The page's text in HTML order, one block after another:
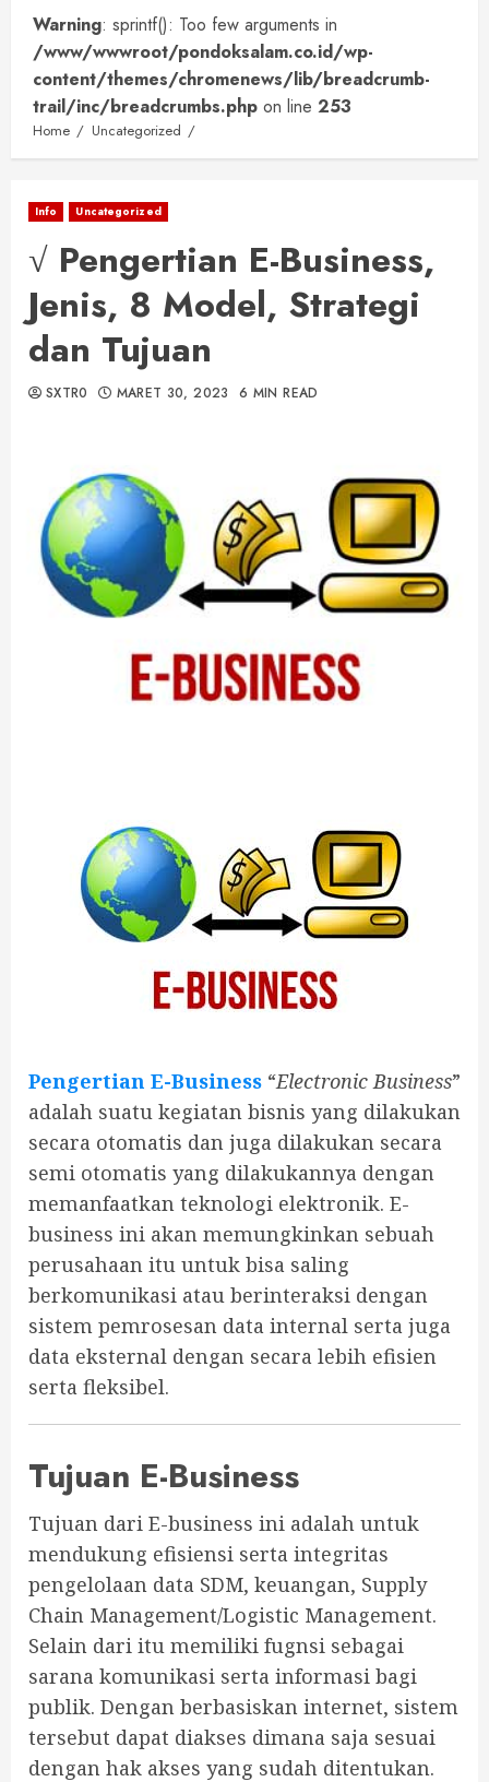
Warning: sprintf(): Too few arguments in
/www/wwwroot/pondoksalam.co.id/wp-
content/themes/chromenews/lib/breadcrumb-
trail/inc/breadcrumbs.php on line 253
Home Uncategorized
Info Uncategorized
√ Pengertian E-Business,
Jenis, 8 Model, Strategi
dan Tujuan
SXTR0 MARET 30, 2023 6 MIN READ
Pengertian E-Business “Electronic Business”
adalah suatu kegiatan bisnis yang dilakukan
secara otomatis dan juga dilakukan secara
semi otomatis yang dilakukannya dengan
memanfaatkan teknologi elektronik. E-
business ini akan memungkinkan sebuah
perusahaan itu untuk bisa saling
berkomunikasi atau berinteraksi dengan
sistem pemrosesan data internal serta juga
data eksternal dengan secara lebih efisien
serta fleksibel.
Tujuan E-Business
Tujuan dari E-business ini adalah untuk
mendukung efisiensi serta integritas
pengelolaan data SDM, keuangan, Supply
Chain Management/Logistic Management.
Selain dari itu memiliki fugnsi sebagai
sarana komunikasi serta informasi bagi
publik. Dengan berbasiskan internet, sistem
tersebut dapat diakses dimana saja sesuai
dengan hak akses yang sudah ditentukan.